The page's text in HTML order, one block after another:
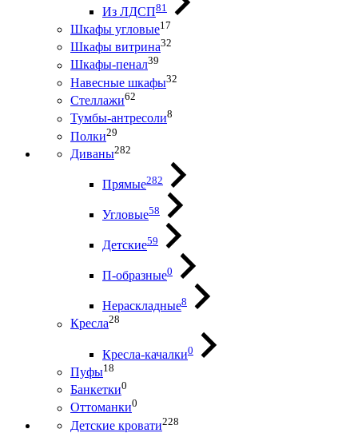
Из ЛДСП81
Шкафы угловые17
Шкафы витрина32
Шкафы-пенал39
Навесные шкафы32
Стеллажи62
Тумбы-антресоли8
Полки29
Диваны282
Прямые282
Угловые58
Детские59
П-образные0
Нераскладные8
Кресла28
Кресла-качалки0
Пуфы18
Банкетки0
Оттоманки0
Детские кровати228